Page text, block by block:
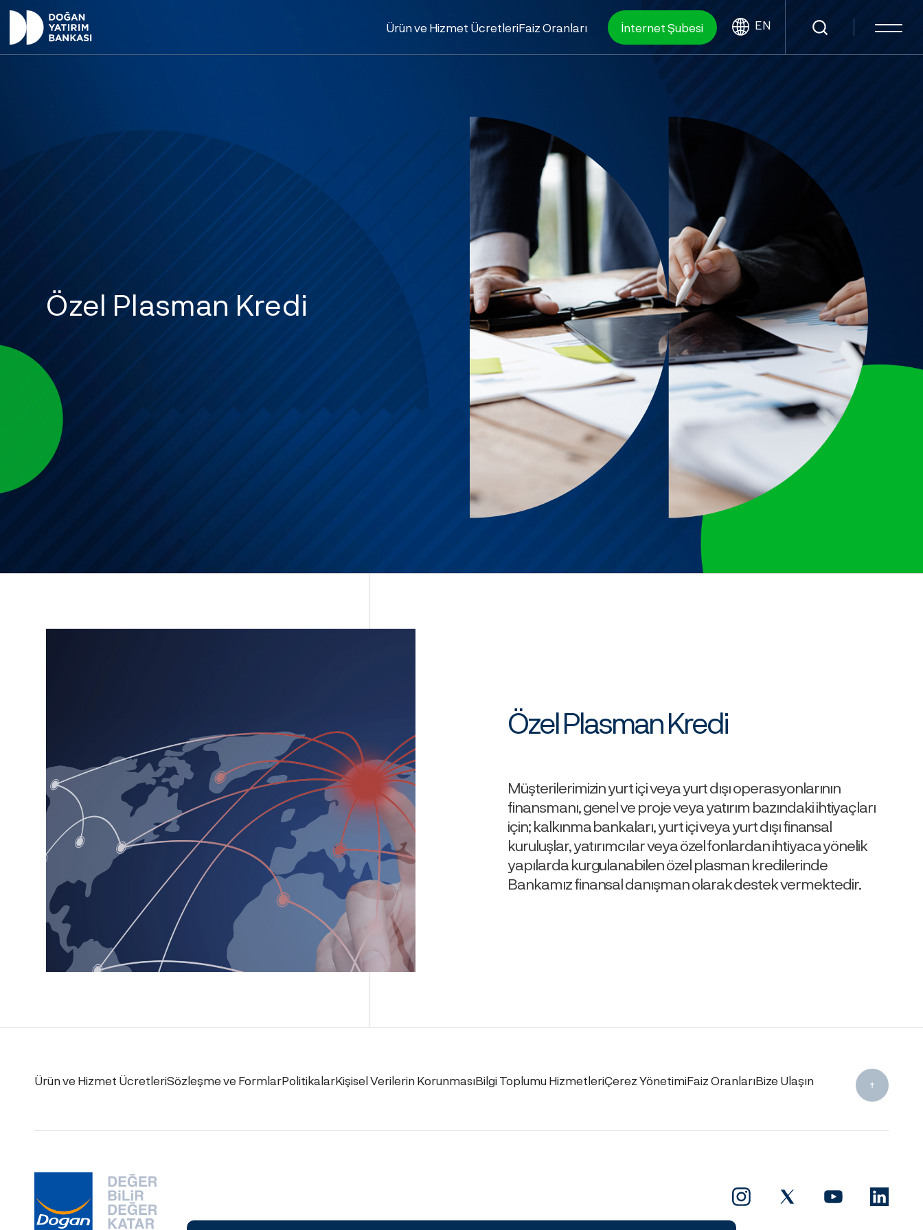
Ürün ve Hizmet ÜcretleriFaiz Oranları İnternet Şubesi EN
Özel Plasman Kredi
Özel Plasman Kredi
Müşterilerimizin yurt içi veya yurt dışı operasyonlarının
finansmanı, genel ve proje veya yatırım bazındaki ihtiyaçları
için; kalkınma bankaları, yurt içi veya yurt dışı finansal
kuruluşlar, yatırımcılar veya özel fonlardan ihtiyaca yönelik
yapılarda kurgulanabilen özel plasman kredilerinde
Bankamız finansal danışman olarak destek vermektedir.
Ürün ve Hizmet ÜcretleriSözleşme ve FormlarPolitikalarKişisel Verilerin KorunmasıBilgi Toplumu HizmetleriÇerez YönetimiFaiz OranlarıBize Ulaşın